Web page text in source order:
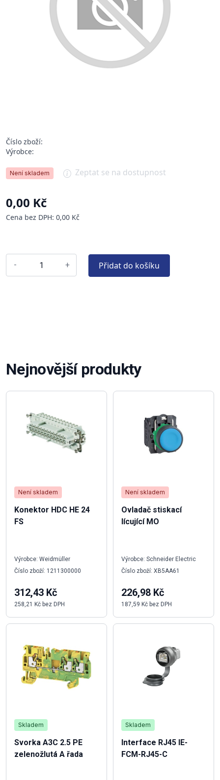
Číslo zboží:
Výrobce:
Není skladem Zeptat se na dostupnost
0,00 Kč
Cena bez DPH: 0,00 Kč
- + Přidat do košíku
Nejnovější produkty
Není skladem
Konektor HDC HE 24
FS
Výrobce: Weidmüller
Číslo zboží: 1211300000
312,43 Kč
258,21 Kč bez DPH
Skladem
Svorka A3C 2.5 PE
zelenožlutá A řada
Není skladem
Ovladač stiskací
lícující MO
Výrobce: Schneider Electric
Číslo zboží: XB5AA61
226,98 Kč
187,59 Kč bez DPH
Skladem
Interface RJ45 IE-
FCM-RJ45-C